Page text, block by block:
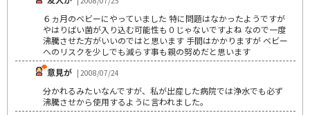
６ヵ月のベビーにやっていました 特に問題はなかったようですが
やはりばい菌が入り込む可能性も０じゃないですよね なので一度
沸騰させた方がいいのではと思います 手間はかかりますが ベビー
へのリスクを少しでも減らす事も親の努めだと思います
意見が | 2008/07/24
分かれるみたいなんですが、私が出産した病院では浄水でも必ず
沸騰させから使用するように言われました。